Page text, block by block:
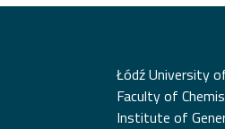
Łódź University
Faculty of
Institute of